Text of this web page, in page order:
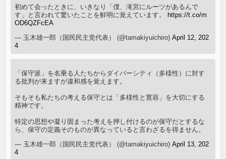
初めて会ったときに、いきなり「僕、滝宮にルーツがあるんで
す」と言われて驚いたことを鮮明に覚えています。
https://t.co/m
OD6QZFcEA
— 玉木雄一郎（国民民主党代表） (@tamakiyuichiro)April 12, 202
4
「保守派」を名乗る人たちからダイバーシティ（多様性）に対す
る批判が来ますが違和感を覚えます。
そもそも私たちの考える保守とは「多様性と寛容」を大切にする
精神です。
特定の思想や凝り固まった考えを押し付けるのが保守だとするな
ら、保守の定義そのものが異なっていると言わざるを得ません。
— 玉木雄一郎（国民民主党代表） (@tamakiyuichiro)April 13, 202
4